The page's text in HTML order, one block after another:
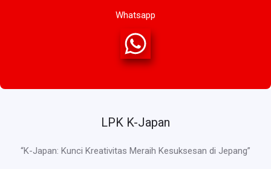
Whatsapp
LPK K-Japan
“K-Japan: Kunci Kreativitas Meraih Kesuksesan di Jepang”